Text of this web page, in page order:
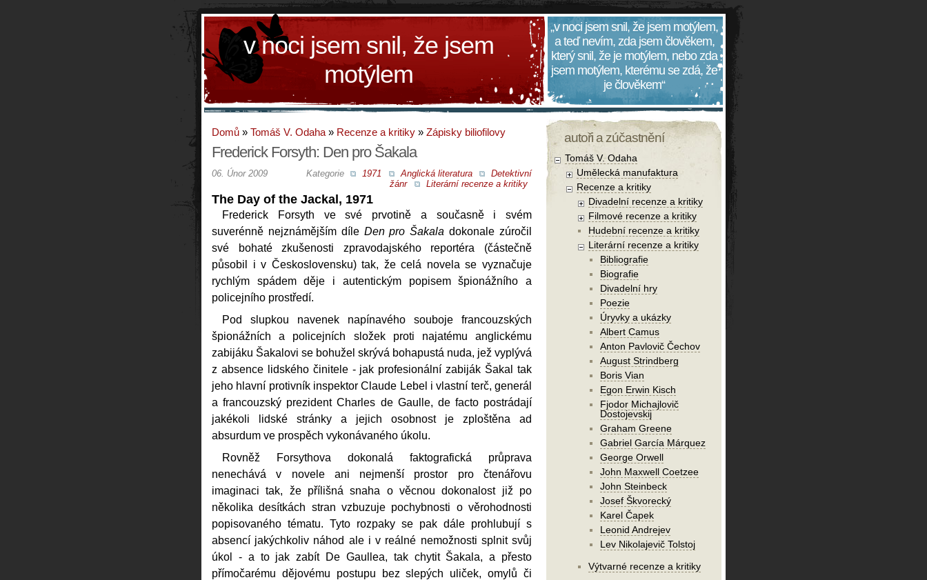
v noci jsem snil, že jsem
motýlem
„v noci jsem snil, že jsem motýlem,
a teď nevím, zda jsem člověkem,
který snil, že je motýlem, nebo zda
jsem motýlem, kterému se zdá, že
je člověkem“
Domů » Tomáš V. Odaha » Recenze a kritiky » Zápisky biliofilovy
Frederick Forsyth: Den pro Šakala
Kategorie 1971 Anglická literatura
Detektivní
žánr
Literární recenze a kritiky
06. Únor 2009
The Day of the Jackal, 1971
Frederick Forsyth ve své prvotině a současně i svém
suverénně nejznámějším díle Den pro Šakala dokonale zúročil
své bohaté zkušenosti zpravodajského reportéra (částečně
působil i v Československu) tak, že celá novela se vyznačuje
rychlým spádem děje i autentickým popisem špionážního a
policejního prostředí.
Pod slupkou navenek napínavého souboje francouzských
špionážních a policejních složek proti najatému anglickému
zabijáku Šakalovi se bohužel skrývá bohapustá nuda, jež vyplývá
z absence lidského činitele - jak profesionální zabiják Šakal tak
jeho hlavní protivník inspektor Claude Lebel i vlastní terč, generál
a francouzský prezident Charles de Gaulle, de facto postrádají
jakékoli lidské stránky a jejich osobnost je zploštěna ad
absurdum ve prospěch vykonávaného úkolu.
Rovněž Forsythova dokonalá faktografická průprava
nenechává v novele ani nejmenší prostor pro čtenářovu
imaginaci tak, že přílišná snaha o věcnou dokonalost již po
několika desítkách stran vzbuzuje pochybnosti o věrohodnosti
popisovaného tématu. Tyto rozpaky se pak dále prohlubují s
absencí jakýchkoliv náhod ale i v reálné nemožnosti splnit svůj
úkol - a to jak zabít De Gaullea, tak chytit Šakala, a přesto
přímočarému dějovému postupu bez slepých uliček, omylů či
autoři a zúčastnění
Tomáš V. Odaha
Umělecká manufaktura
Recenze a kritiky
Divadelní recenze a kritiky
Filmové recenze a kritiky
Hudební recenze a kritiky
Literární recenze a kritiky
Bibliografie
Biografie
Divadelní hry
Poezie
Úryvky a ukázky
Albert Camus
Anton Pavlovič Čechov
August Strindberg
Boris Vian
Egon Erwin Kisch
Fjodor Michajlovič
Dostojevskij
Graham Greene
Gabriel García Márquez
George Orwell
John Maxwell Coetzee
John Steinbeck
Josef Škvorecký
Karel Čapek
Leonid Andrejev
Lev Nikolajevič Tolstoj
Výtvarné recenze a kritiky